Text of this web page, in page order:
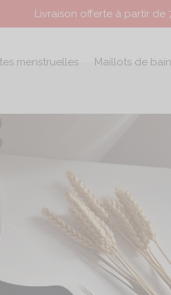
Livraison offerte à partir de
menstruelles Maillots de bain